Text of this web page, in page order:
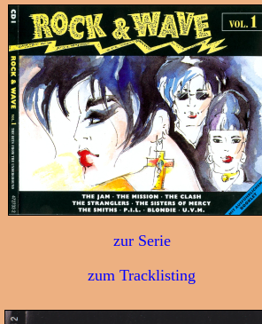
zur Serie
zum Tracklisting